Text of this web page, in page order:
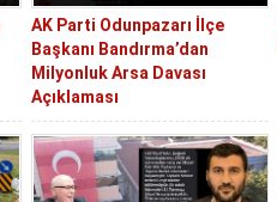
AK Parti Odunpazarı İlçe
Başkanı Bandırma’dan
Milyonluk Arsa Davası
Açıklaması